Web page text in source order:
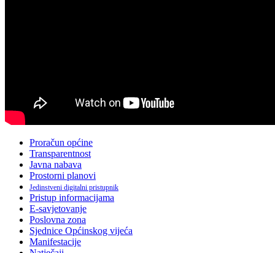
Proračun općine
Transparentnost
Javna nabava
Prostorni planovi
Jedinstveni digitalni pristupnik
Pristup informacijama
E-savjetovanje
Poslovna zona
Sjednice Općinskog vijeća
Manifestacije